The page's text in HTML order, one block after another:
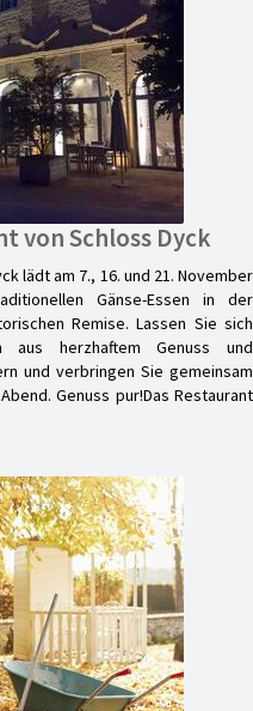
von Schloss Dyck
lädt am 7., 16. und 21. November
Gänse-Essen in der
Remise. Lassen Sie sich
aus herzhaftem Genuss und
und verbringen Sie gemeinsam
Genuss pur!Das Restaurant